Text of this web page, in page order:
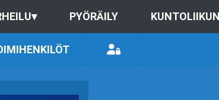
▾ PYÖRÄILY